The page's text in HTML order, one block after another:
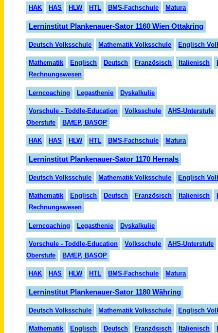
HAK HAS HLW HTL BMS-Fachschule Matura
Lerninstitut Plankenauer-Sator 1160 Wien Ottakring
Deutsch Volksschule Mathematik Volksschule Englisch
Mathematik Englisch Deutsch Französisch Italienisch
Rechnungswesen
Lerncoaching Legasthenie Dyskalkulie
Vorschule - Toddle-Education Volksschule
AHS-Unterstufe
Oberstufe
BAfEP, BASOP
HAK HAS HLW HTL BMS-Fachschule Matura
Lerninstitut Plankenauer-Sator 1170 Hernals
Deutsch Volksschule Mathematik Volksschule Englisch
Mathematik Englisch Deutsch Französisch Italienisch
Rechnungswesen
Lerncoaching Legasthenie Dyskalkulie
Vorschule - Toddle-Education Volksschule
AHS-Unterstufe
Oberstufe
BAfEP, BASOP
HAK HAS HLW HTL BMS-Fachschule Matura
Lerninstitut Plankenauer-Sator 1180 Währing
Deutsch Volksschule Mathematik Volksschule Englisch
Mathematik Englisch Deutsch Französisch Italienisch